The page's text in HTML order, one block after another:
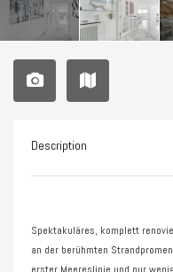
Description
Spektakuläres, komplett
an der berühmten
erster Meereslinie und nur